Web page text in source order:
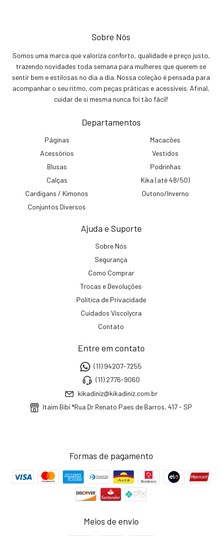
Sobre Nós
Somos uma marca que valoriza conforto, qualidade e preço justo,
trazendo novidades toda semana para mulheres que querem se
sentir bem e estilosas no dia a dia. Nossa coleção é pensada para
acompanhar o seu ritmo, com peças práticas e acessíveis. Afinal,
cuidar de si mesma nunca foi tão fácil!
Departamentos
Páginas
Acessórios
Blusas
Calças
Cardigans / Kimonos
Conjuntos Diversos
Macacões
Vestidos
Podrinhas
Kika (até 48/50)
Outono/Inverno
Ajuda e Suporte
Sobre Nós
Segurança
Como Comprar
Trocas e Devoluções
Política de Privacidade
Cuidados Viscolycra
Contato
Entre em contato
(11) 94207-7255
(11) 2776-9060
kikadiniz@kikadiniz.com.br
Itaim Bibi *Rua Dr Renato Paes de Barros, 417 - SP
Formas de pagamento
Meios de envio